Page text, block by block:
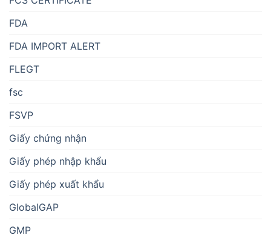
FDA
FDA IMPORT ALERT
FLEGT
fsc
FSVP
Giấy chứng nhận
Giấy phép nhập khẩu
Giấy phép xuất khẩu
GlobalGAP
GMP